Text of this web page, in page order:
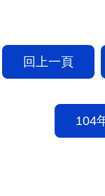
回上一頁
104